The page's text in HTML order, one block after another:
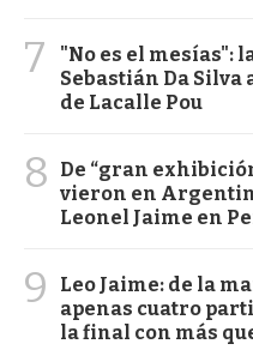
7
"No es el mesías":
Sebastián Da
de Lacalle Pou
8
De “gran
vieron en
Leonel Jaime en
9
Leo Jaime: de la
apenas cuatro
la final con más